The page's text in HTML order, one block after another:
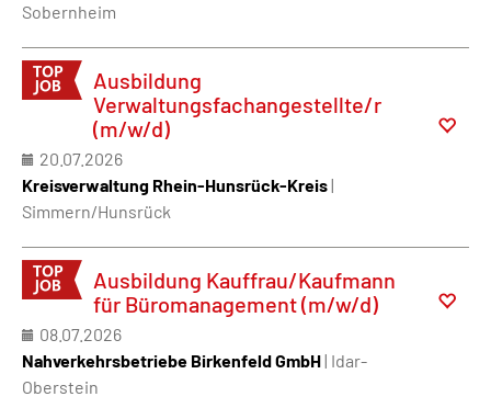
Sobernheim
Ausbildung
Verwaltungsfachangestellte/r
(m/w/d)
20.07.2026
Kreisverwaltung Rhein-Hunsrück-Kreis|
Simmern/Hunsrück
Ausbildung Kauffrau/Kaufmann
für Büromanagement (m/w/d)
08.07.2026
Nahverkehrsbetriebe Birkenfeld GmbH| Idar-
Oberstein